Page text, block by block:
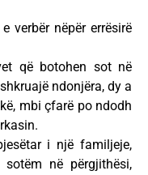
verbër nëpër errësirë
që botohen sot në
ndonjëra, dy a
mbi çfarë po ndodh
i një familjeje,
në përgjithësi,